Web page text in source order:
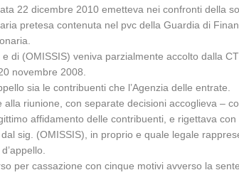
22 dicembre 2010 emetteva nei confronti della
pretesa contenuta nel pvc della Guardia di
e di (OMISSIS) veniva parzialmente accolto dalla
novembre 2008.
sia le contribuenti che l’Agenzia delle entrate.
riunione, con separate decisioni accoglieva –
affidamento delle contribuenti, e rigettava con
sig. (OMISSIS), in proprio e quale legale
per cassazione con cinque motivi avverso la